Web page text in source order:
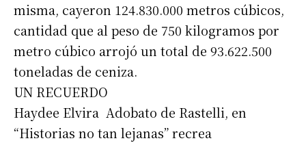
misma, cayeron 124.830.000 metros cúbicos,
cantidad que al peso de 750 kilogramos por
metro cúbico arrojó un total de 93.622.500
toneladas de ceniza.
UN RECUERDO
Haydee Elvira Adobato de Rastelli, en
“Historias no tan lejanas” recrea